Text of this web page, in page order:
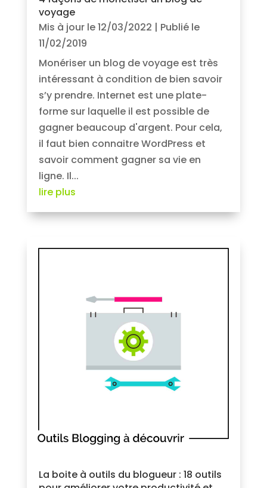
voyage
Mis à jour le 12/03/2022 | Publié le
11/02/2019
Monériser un blog de voyage est très
intéressant à condition de bien savoir
s’y prendre. Internet est une plate-
forme sur laquelle il est possible de
gagner beaucoup d'argent. Pour cela,
il faut bien connaitre WordPress et
savoir comment gagner sa vie en
ligne. Il...
lire plus
La boite à outils du blogueur : 18 outils